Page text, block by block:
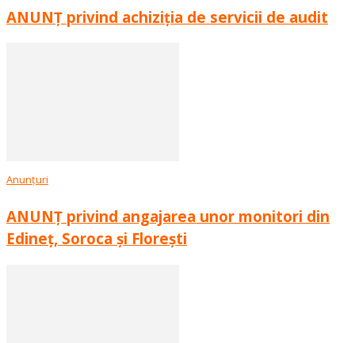
ANUNȚ privind achiziția de servicii de audit
Anunțuri
ANUNȚ privind angajarea unor monitori din
Edineț, Soroca și Florești